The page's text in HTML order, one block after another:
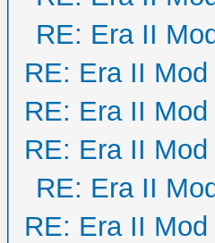
RE: Era II
RE: Era II
RE: Era II
RE: Era II
RE: Era II
RE: Era II